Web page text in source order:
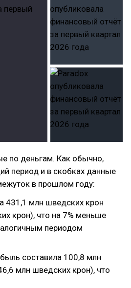
по деньгам. Как обычно,
период и в скобках данные
в прошлом году:
431,1 млн шведских крон
крон), что на 7% меньше
периодом
составила 100,8 млн
млн шведских крон), что